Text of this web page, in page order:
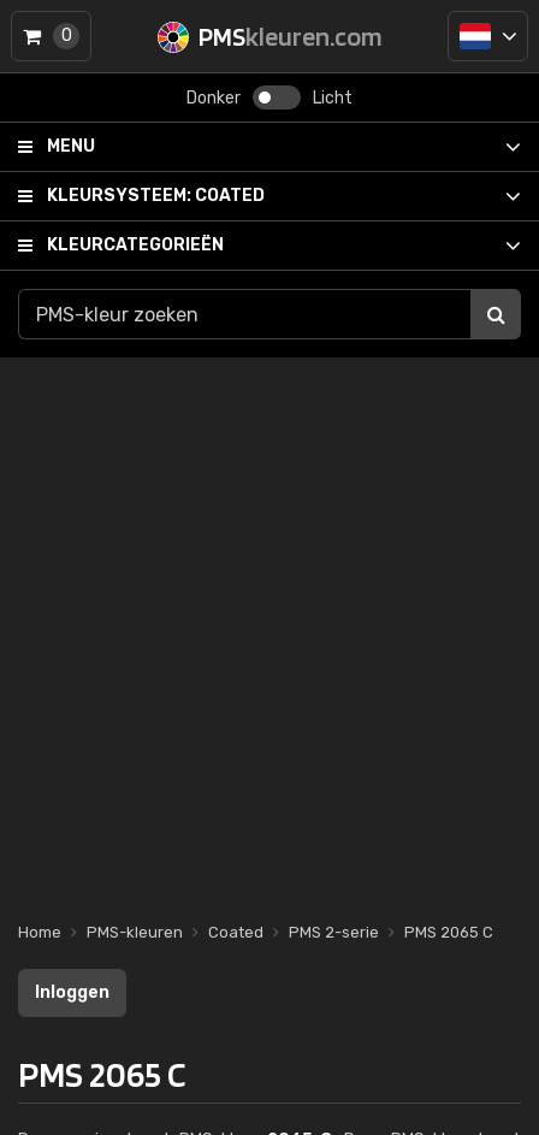
PMSkleuren.com
Donker Licht
MENU
KLEURSYSTEEM: COATED
KLEURCATEGORIEËN
0
Home PMS-kleuren Coated PMS 2-serie PMS 2065 C
Inloggen
PMS 2065 C